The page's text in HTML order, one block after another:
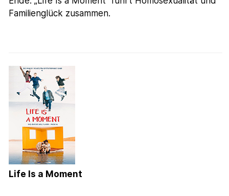
Familienglück zusammen.
Life Is a Moment